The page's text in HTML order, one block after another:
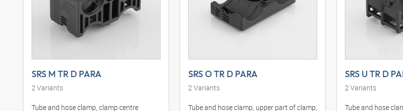
SRS M TR D PARA
2Variants
Tube and hose clamp, clamp centre
SRS O TR D PARA
2Variants
Tube and hose clamp, upper part of clamp,
SRS U TR D
2Variants
Tube and hose